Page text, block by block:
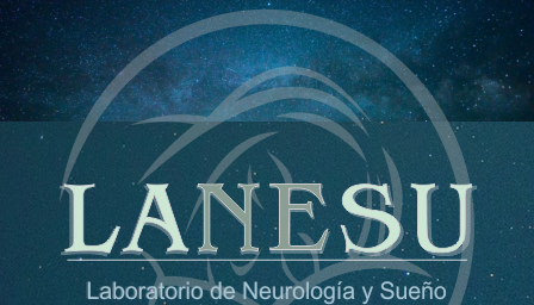
Ir
al
contenido